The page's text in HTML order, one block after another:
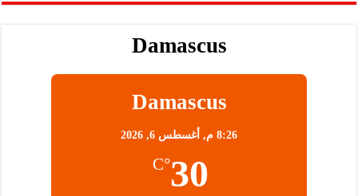
Damascus
Damascus
8:26 م, أغسطس 6, 2026
30
°C